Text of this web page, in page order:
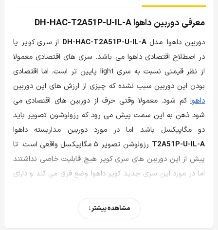
معرفی دوربین داهوا DH-HAC-T2A51P-U-IL-A
دوربین داهوا مدلDH-HAC-T2A51P-U-IL-A از سری کوپر یا
در اصطلاح اقتصادی داهوا می باشد. سری های اقتصادی معمولا
از نظر قیمتی نسبت به سری light پایین تر است. اما اقتصادی
بودن این دوربین سبب نشده که چیزی از ارزش های این دوربین
داهوا کم شود. معمولا وقتی حرف از دوربین های اقتصادی می
شود ذهن به این سمت پیش می رود که رزولوشون تصویر باید
دو مگاپیکسل باشد اما در مورد دوربین مداربسته داهوا
T2A51P-U-IL-A
رزولوشن تصویر ۵ مگاپیکسل واقعی است. تا
پیش از این دوربین های سری کوپر هیچ قابلیت خاصی نداشتند
اما در مورد این سری جدید کوپر داهوا وضع فرق می کند و دارای
ختم نمی شود و این دوربین داهوا دارای آپشن صدا نیز می باشد.
مشاهده بیشتر